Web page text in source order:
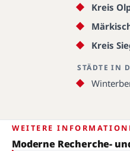
Kreis
Kreis
STÄDTE IN
WEITERE
Moderne Recherche-